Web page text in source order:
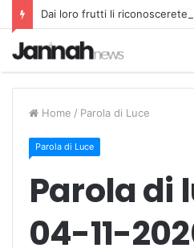
Dai loro frutti li riconoscerete
Home / Parola di Luce
Parola di Luce
Parola di
04-11-